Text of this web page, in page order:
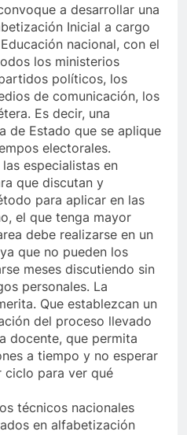
a desarrollar una
Inicial a cargo
nacional, con el
los ministerios
políticos, los
de comunicación, los
Es decir, una
de Estado que se aplique
electorales.
especialistas en
que discutan y
para aplicar en las
el que tenga mayor
debe realizarse en un
que no pueden los
meses discutiendo sin
personales. La
Que establezcan un
del proceso llevado
docente, que permita
a tiempo y no esperar
ciclo para ver qué
técnicos nacionales
en alfabetización